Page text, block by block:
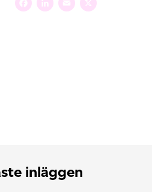
Facebook
LinkedIn
Email
inläggen